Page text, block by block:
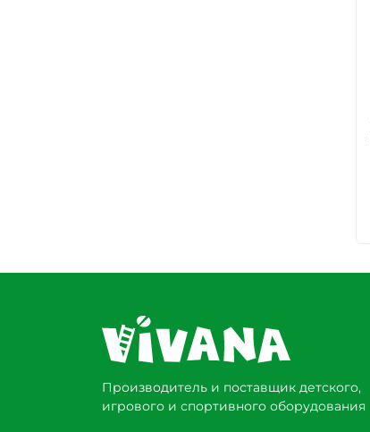
Производитель и поставщик детского,
игрового и спортивного оборудования